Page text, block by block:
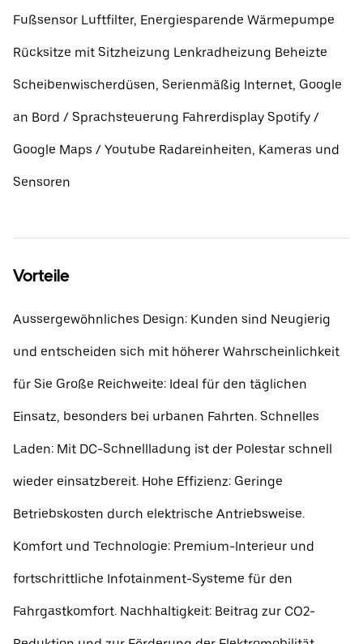
Fußsensor Luftfilter, Energiesparende Wärmepumpe
Rücksitze mit Sitzheizung Lenkradheizung Beheizte
Scheibenwischerdüsen, Serienmäßig Internet, Google
an Bord / Sprachsteuerung Fahrerdisplay Spotify /
Google Maps / Youtube Radareinheiten, Kameras und
Sensoren
Vorteile
Aussergewöhnliches Design: Kunden sind Neugierig
und entscheiden sich mit höherer Wahrscheinlichkeit
für Sie Große Reichweite: Ideal für den täglichen
Einsatz, besonders bei urbanen Fahrten. Schnelles
Laden: Mit DC-Schnellladung ist der Polestar schnell
wieder einsatzbereit. Hohe Effizienz: Geringe
Betriebskosten durch elektrische Antriebsweise.
Komfort und Technologie: Premium-Interieur und
fortschrittliche Infotainment-Systeme für den
Fahrgastkomfort. Nachhaltigkeit: Beitrag zur CO2-